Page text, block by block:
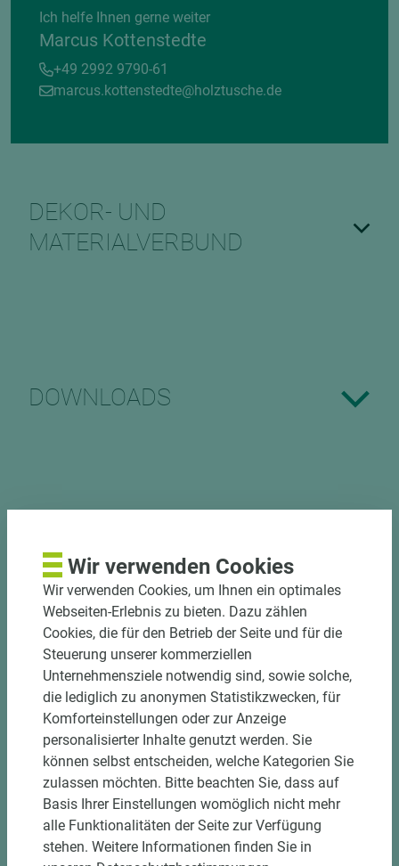
Ich helfe Ihnen gerne weiter
Marcus Kottenstedte
+49 2992 9790-61
marcus.kottenstedte@holztusche.de
DEKOR- UND
MATERIALVERBUND
DOWNLOADS
3 weitere Varianten
Art.-Nr. 06300020188
EGGER Dekorspanplatte Eurodekor
U321 ST9 Smoothtouch Matt
Wir verwenden Cookies
Wir verwenden Cookies, um Ihnen ein optimales
Webseiten-Erlebnis zu bieten. Dazu zählen
Cookies, die für den Betrieb der Seite und für die
Steuerung unserer kommerziellen
Unternehmensziele notwendig sind, sowie solche,
die lediglich zu anonymen Statistikzwecken, für
Komforteinstellungen oder zur Anzeige
personalisierter Inhalte genutzt werden. Sie
können selbst entscheiden, welche Kategorien Sie
zulassen möchten. Bitte beachten Sie, dass auf
Basis Ihrer Einstellungen womöglich nicht mehr
alle Funktionalitäten der Seite zur Verfügung
stehen. Weitere Informationen finden Sie in